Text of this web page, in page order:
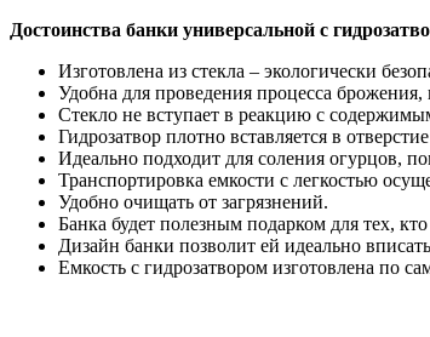
Достоинства банки универсальной с
Изготовлена из стекла – экологически
Удобна для проведения процесса брожения,
Стекло не вступает в реакцию с
Гидрозатвор плотно вставляется в
Идеально подходит для соления огурцов,
Транспортировка емкости с легкостью
Удобно очищать от загрязнений.
Банка будет полезным подарком для тех,
Дизайн банки позволит ей идеально
Емкость с гидрозатвором изготовлена по